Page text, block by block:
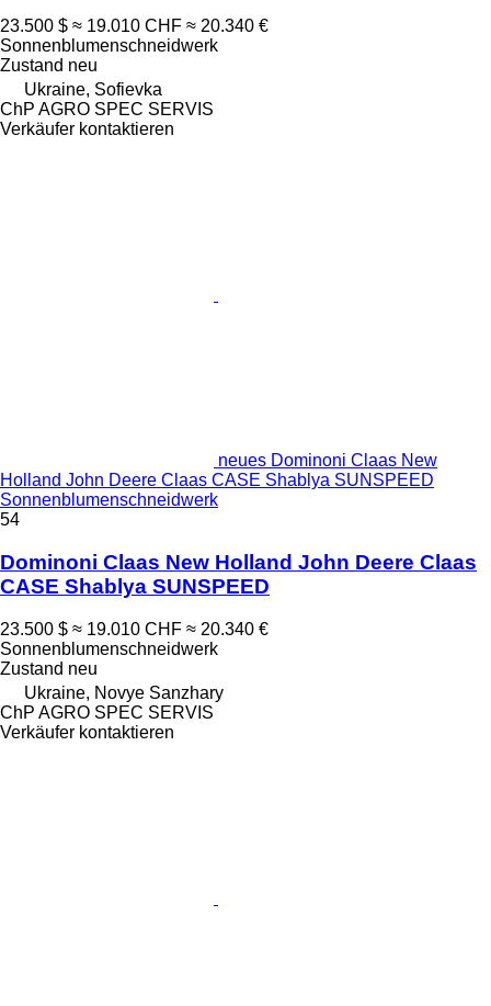
23.500 $ ≈ 19.010 CHF ≈ 20.340 €
Sonnenblumenschneidwerk
Zustand neu
Ukraine, Sofievka
ChP AGRO SPEC SERVIS
Verkäufer kontaktieren
neues Dominoni Claas New
Holland John Deere Claas CASE Shablya SUNSPEED
Sonnenblumenschneidwerk
54
Dominoni Claas New Holland John Deere Claas
CASE Shablya SUNSPEED
23.500 $ ≈ 19.010 CHF ≈ 20.340 €
Sonnenblumenschneidwerk
Zustand neu
Ukraine, Novye Sanzhary
ChP AGRO SPEC SERVIS
Verkäufer kontaktieren